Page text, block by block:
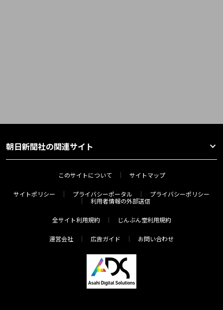
朝日新聞社の関連サイト
このサイトについて サイトマップ
サイトポリシー プライバシーポータル
プライバシーポリシー
利用者情報の外部送信
全サイト利用規約 じんぶん堂利用規約
運営会社 広告ガイド お問い合わせ